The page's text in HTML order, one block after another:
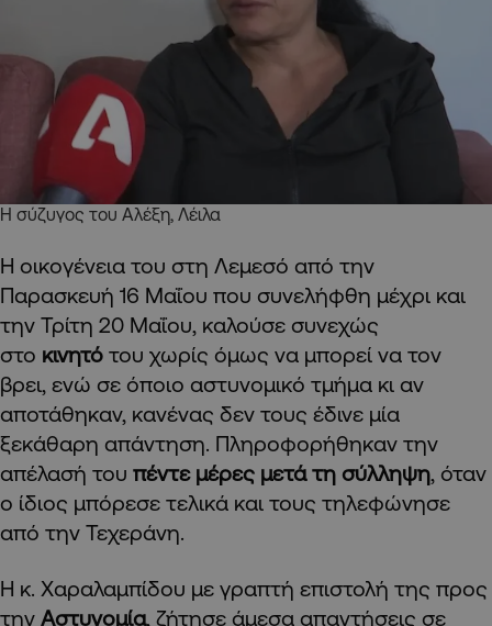
Η σύζυγος του Αλέξη, Λέιλα
Η οικογένεια του στη Λεμεσό από την
Παρασκευή 16 Μαΐου που συνελήφθη μέχρι και
την Τρίτη 20 Μαΐου, καλούσε συνεχώς
στο κινητό του χωρίς όμως να μπορεί να τον
βρει, ενώ σε όποιο αστυνομικό τμήμα κι αν
αποτάθηκαν, κανένας δεν τους έδινε μία
ξεκάθαρη απάντηση. Πληροφορήθηκαν την
απέλασή του πέντε μέρες μετά τη σύλληψη, όταν
ο ίδιος μπόρεσε τελικά και τους τηλεφώνησε
από την Τεχεράνη.
Η κ. Χαραλαμπίδου με γραπτή επιστολή της προς
την Αστυνομία, ζήτησε άμεσα απαντήσεις σε